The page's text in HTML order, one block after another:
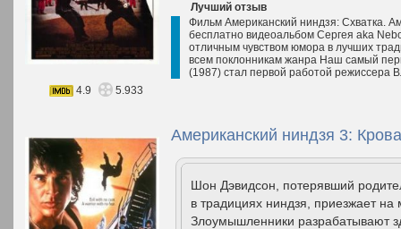
Лучший отзыв
Фильм Американский ниндзя: Схватка.
бесплатно видеоальбом Сергея aka
отличным чувством юмора в лучших
всем поклонникам жанра Наш самый
(1987) стал первой работой режиссера
4.9
5.933
Американский ниндзя 3:
Шон Дэвидсон, потерявший
в традициях ниндзя, приезжает
Злоумышленники разрабатывают